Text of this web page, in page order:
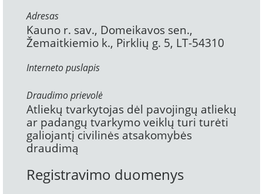
Adresas
Kauno r. sav., Domeikavos sen.,
Žemaitkiemio k., Pirklių g. 5, LT-54310
Interneto puslapis
Draudimo prievolė
Atliekų tvarkytojas dėl pavojingų atliekų
ar padangų tvarkymo veiklų turi turėti
galiojantį civilinės atsakomybės
draudimą
Registravimo duomenys